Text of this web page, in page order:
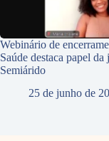
Webinário de
Saúde destaca papel
Semiárido
25 de junho de